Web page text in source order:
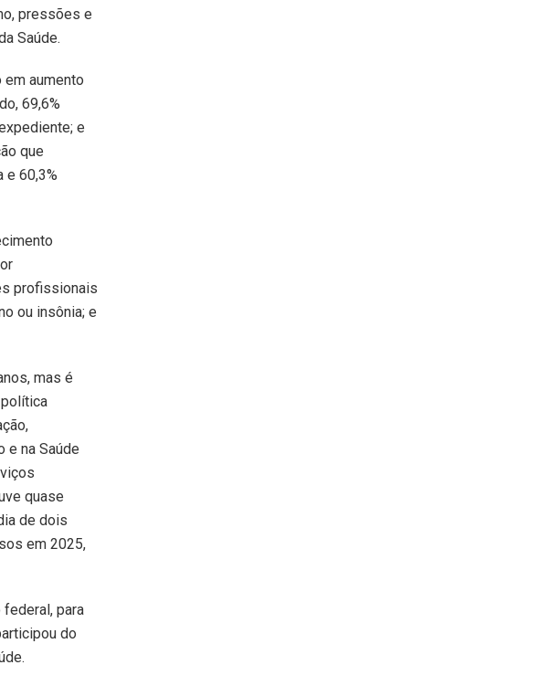
pressões e
Saúde.
aumento
69,6%
e
que
e 60,3%
profissionais
ou insônia; e
mas é
e na Saúde
quase
de dois
em 2025,
federal, para
do